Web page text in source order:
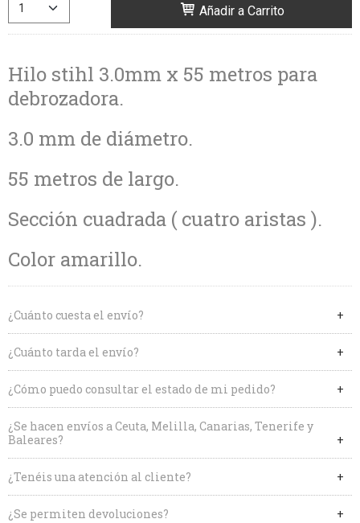
Añadir a Carrito
Hilo stihl 3.0mm x 55 metros para
debrozadora.
3.0 mm de diámetro.
55 metros de largo.
Sección cuadrada ( cuatro aristas ).
Color amarillo.
¿Cuánto cuesta el envío?
¿Cuánto tarda el envío?
¿Cómo puedo consultar el estado de mi pedido?
¿Se hacen envíos a Ceuta, Melilla, Canarias, Tenerife y
Baleares?
¿Tenéis una atención al cliente?
¿Se permiten devoluciones?